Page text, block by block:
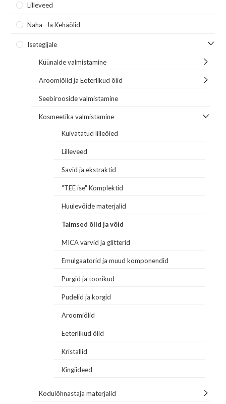
Lilleveed
Naha- Ja Kehaõlid
Isetegijale
Küünalde valmistamine
Aroomiõlid ja Eeterlikud õlid
Seebirooside valmistamine
Kosmeetika valmistamine
Kuivatatud lilleõied
Lilleveed
Savid ja ekstraktid
"TEE ise" Komplektid
Huulevõide materjalid
Taimsed õlid ja võid
MICA värvid ja glitterid
Emulgaatorid ja muud komponendid
Purgid ja toorikud
Pudelid ja korgid
Aroomiõlid
Eeterlikud õlid
Kristallid
Kingiideed
Kodulõhnastaja materjalid